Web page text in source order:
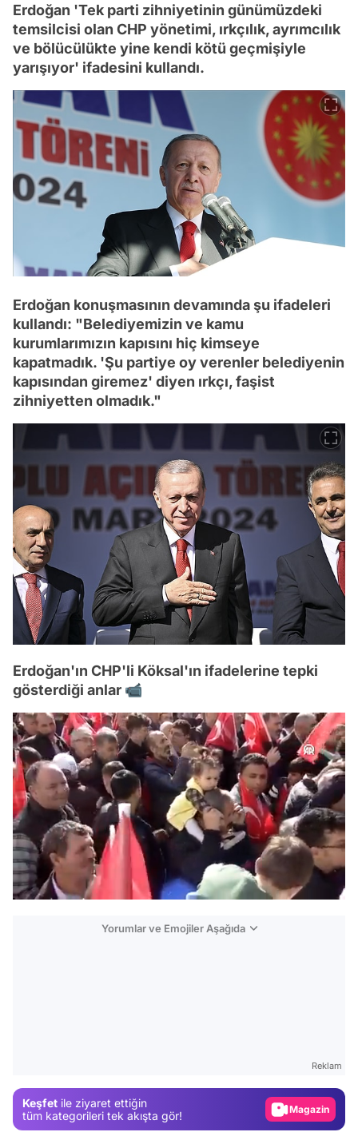
Erdoğan 'Tek parti zihniyetinin günümüzdeki
temsilcisi olan CHP yönetimi, ırkçılık, ayrımcılık
ve bölücülükte yine kendi kötü geçmişiyle
yarışıyor' ifadesini kullandı.
Erdoğan konuşmasının devamında şu ifadeleri
kullandı: "Belediyemizin ve kamu
kurumlarımızın kapısını hiç kimseye
kapatmadık. 'Şu partiye oy verenler belediyenin
kapısından giremez' diyen ırkçı, faşist
zihniyetten olmadık."
Erdoğan'ın CHP'li Köksal'ın ifadelerine tepki
gösterdiği anlar 📹
Yorumlar ve Emojiler Aşağıda
Reklam
Keşfet ile ziyaret ettiğin
tüm kategorileri tek akışta gör!
Magazin